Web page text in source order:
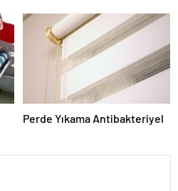
Perde Yıkama Antibakteriyel